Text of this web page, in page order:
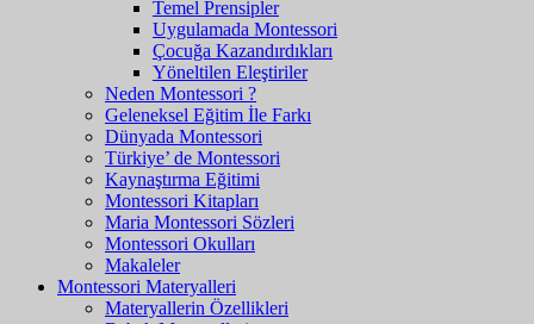
Temel Prensipler
Uygulamada Montessori
Çocuğa Kazandırdıkları
Yöneltilen Eleştiriler
Neden Montessori ?
Geleneksel Eğitim İle Farkı
Dünyada Montessori
Türkiye’ de Montessori
Kaynaştırma Eğitimi
Montessori Kitapları
Maria Montessori Sözleri
Montessori Okulları
Makaleler
Montessori Materyalleri
Materyallerin Özellikleri